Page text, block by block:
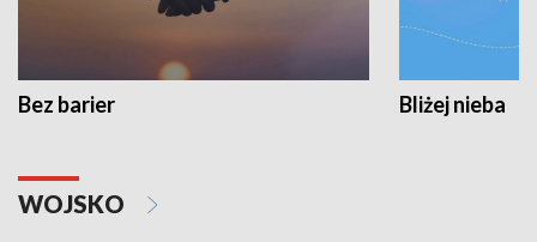
Bez barier Bliżej nieba
WOJSKO